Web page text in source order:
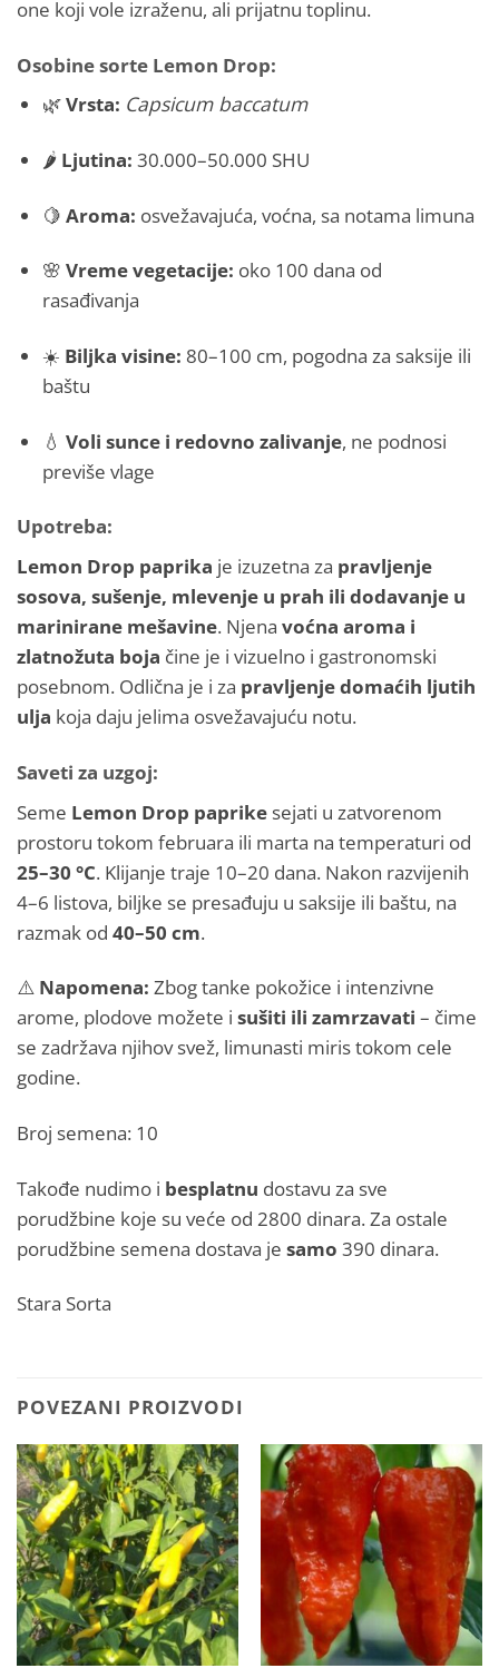
one koji vole izraženu, ali prijatnu toplinu.
Osobine sorte Lemon Drop:
🌿Vrsta: Capsicum baccatum
🌶️ Ljutina: 30.000–50.000 SHU
🍋 Aroma: osvežavajuća, voćna, sa notama limuna
🌸 Vreme vegetacije: oko 100 dana od
rasađivanja
☀️ Biljka visine: 80–100 cm, pogodna za saksije ili
baštu
💧 Voli sunce i redovno zalivanje, ne podnosi
previše vlage
Upotreba:
Lemon Drop paprika je izuzetna za pravljenje
sosova, sušenje, mlevenje u prah ili dodavanje u
marinirane mešavine. Njena voćna aroma i
zlatnožuta boja čine je i vizuelno i gastronomski
posebnom. Odlična je i za pravljenje domaćih ljutih
ulja koja daju jelima osvežavajuću notu.
Saveti za uzgoj:
Seme Lemon Drop paprike sejati u zatvorenom
prostoru tokom februara ili marta na temperaturi od
25–30 °C. Klijanje traje 10–20 dana. Nakon razvijenih
4–6 listova, biljke se presađuju u saksije ili baštu, na
razmak od 40–50 cm.
⚠️ Napomena: Zbog tanke pokožice i intenzivne
arome, plodove možete i sušiti ili zamrzavati – čime
se zadržava njihov svež, limunasti miris tokom cele
godine.
Broj semena: 10
Takođe nudimo i besplatnu dostavu za sve
porudžbine koje su veće od 2800 dinara. Za ostale
porudžbine semena dostava je samo 390 dinara.
Stara Sorta
POVEZANI PROIZVODI